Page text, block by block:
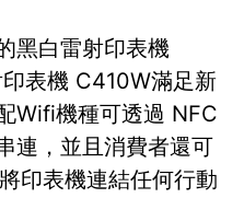
黑白雷射印表機
表機 C410W滿足新
Wifi機種可透過 NFC
連，並且消費者還可
印表機連結任何行動